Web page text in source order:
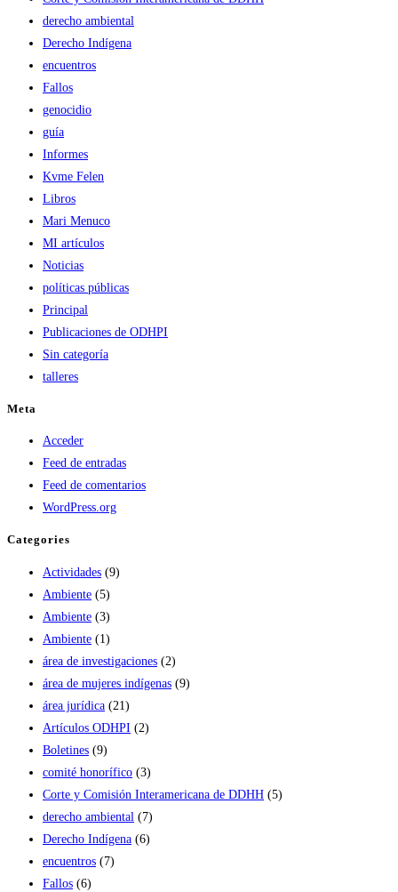
derecho ambiental
Derecho Indígena
encuentros
Fallos
genocidio
guía
Informes
Kvme Felen
Libros
Mari Menuco
MI artículos
Noticias
políticas públicas
Principal
Publicaciones de ODHPI
Sin categoría
talleres
Meta
Acceder
Feed de entradas
Feed de comentarios
WordPress.org
Categories
Actividades (9)
Ambiente (5)
Ambiente (3)
Ambiente (1)
área de investigaciones (2)
área de mujeres indígenas (9)
área jurídica (21)
Artículos ODHPI (2)
Boletines (9)
comité honorífico (3)
Corte y Comisión Interamericana de DDHH (5)
derecho ambiental (7)
Derecho Indígena (6)
encuentros (7)
Fallos (6)